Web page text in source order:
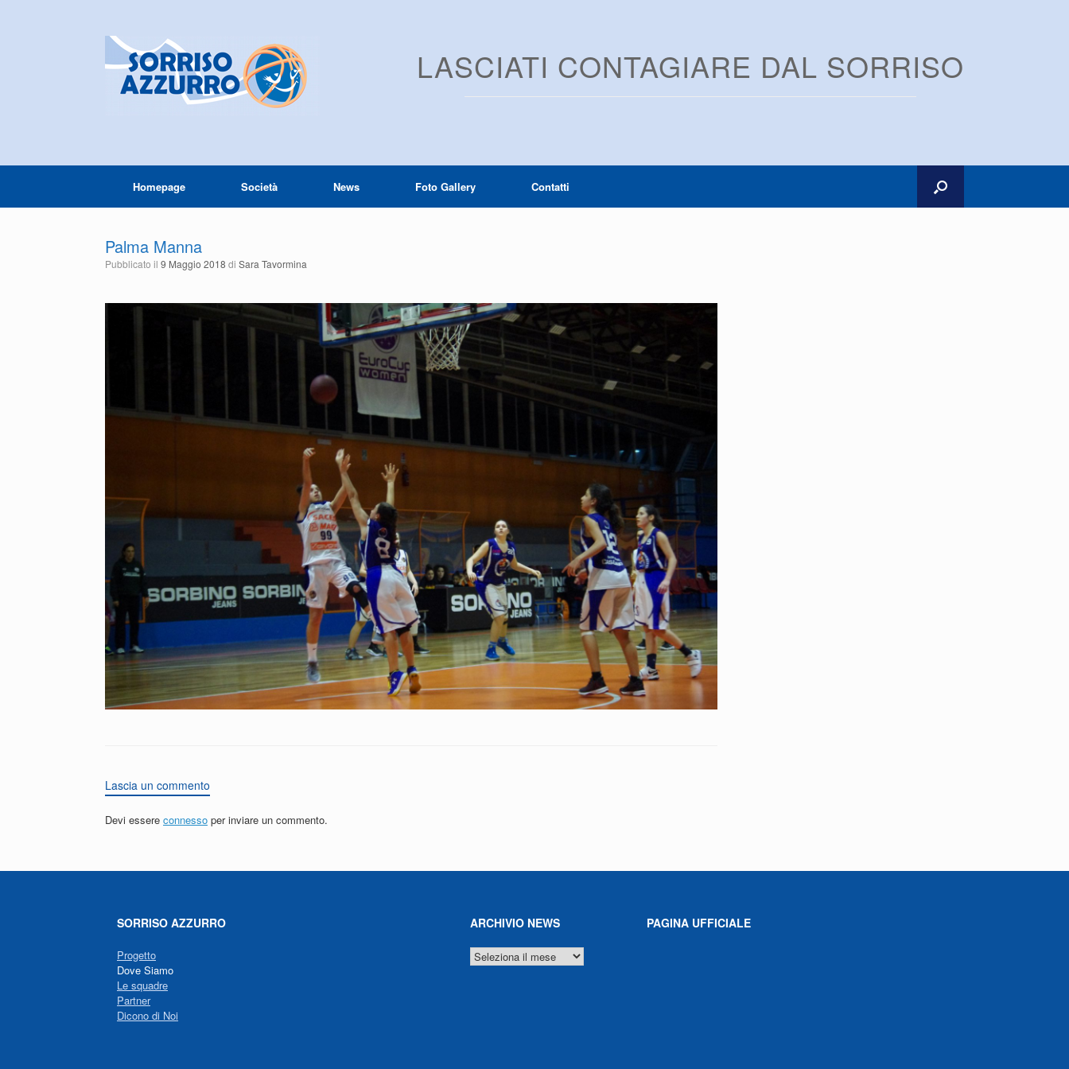
LASCIATI CONTAGIARE DAL SORRISO
Homepage Società News Foto Gallery Contatti
Palma Manna
Pubblicato il 9 Maggio 2018 di Sara Tavormina
Lascia un commento
Devi essere connesso per inviare un commento.
SORRISO AZZURRO
Progetto
Dove Siamo
Le squadre
Partner
Dicono di Noi
ARCHIVIO NEWS
ARCHIVIO
NEWS
PAGINA UFFICIALE